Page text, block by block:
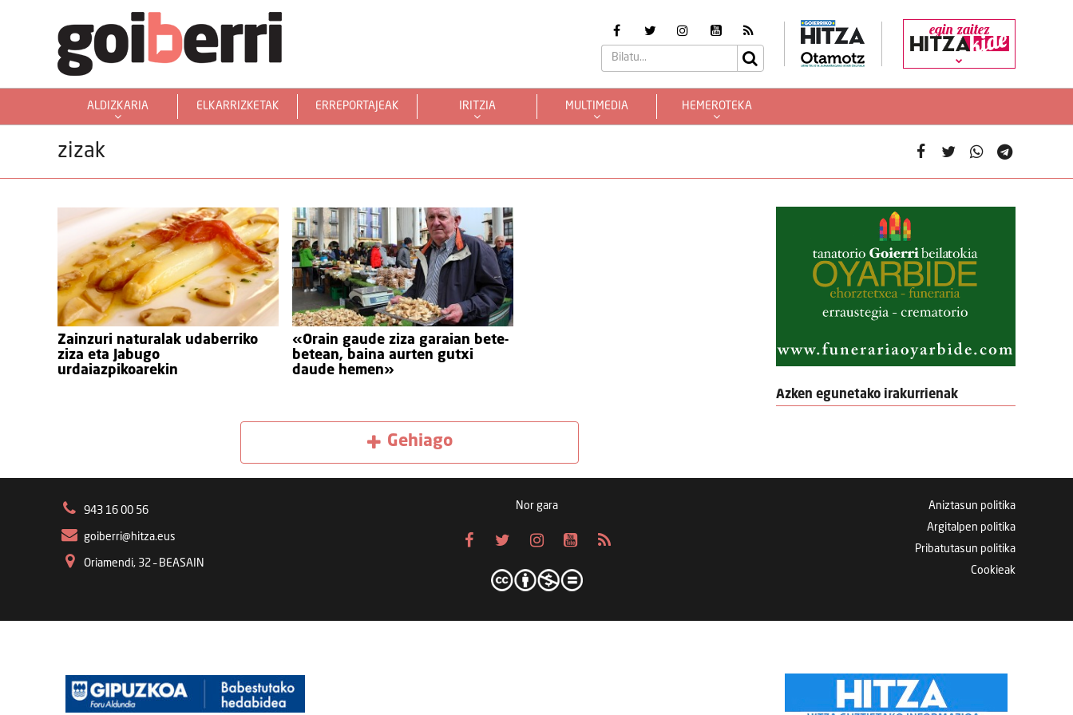
egin zaitez
ALDIZKARIA ELKARRIZKETAK ERREPORTAJEAK IRITZIA MULTIMEDIA HEMEROTEKA
zizak
Zainzuri naturalak udaberriko
ziza eta Jabugo
urdaiazpikoarekin
«Orain gaude ziza garaian bete-
betean, baina aurten gutxi
daude hemen»
Gehiago
Azken egunetako irakurrienak
943 16 00 56
goiberri@hitza.eus
Oriamendi, 32 – BEASAIN
Nor gara
Aniztasun politika
Argitalpen politika
Pribatutasun politika
Cookieak